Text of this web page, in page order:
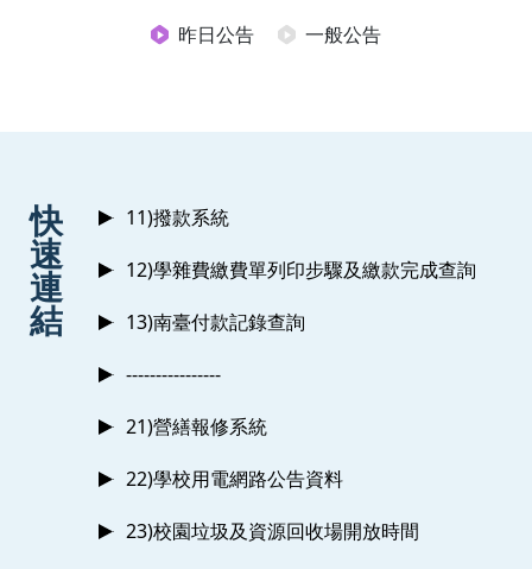
昨日公告
一般公告
快
速
連
結
11)撥款系統
12)學雜費繳費單列印步驟及繳款完成查詢
13)南臺付款記錄查詢
----------------
21)營繕報修系統
22)學校用電網路公告資料
23)校園垃圾及資源回收場開放時間